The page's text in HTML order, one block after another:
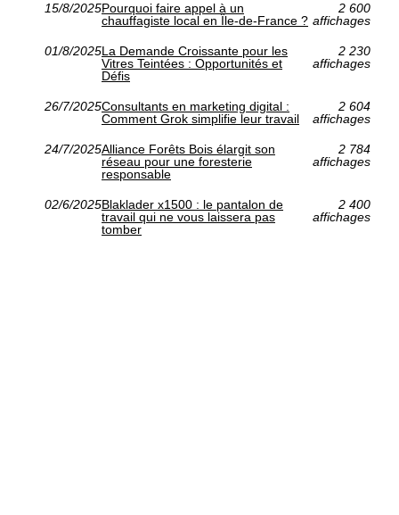
15/8/2025Pourquoi faire appel à un
chauffagiste local en Île-de-France ?
2 600
affichages
01/8/2025La Demande Croissante pour les
Vitres Teintées : Opportunités et
Défis
2 230
affichages
26/7/2025Consultants en marketing digital :
Comment Grok simplifie leur travail
2 604
affichages
24/7/2025Alliance Forêts Bois élargit son
réseau pour une foresterie
responsable
2 784
affichages
02/6/2025Blaklader x1500 : le pantalon de
travail qui ne vous laissera pas
tomber
2 400
affichages